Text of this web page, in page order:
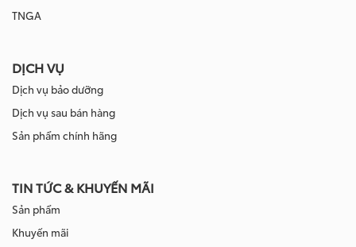
TNGA
DỊCH VỤ
Dịch vụ bảo dưỡng
Dịch vụ sau bán hàng
Sản phẩm chính hãng
TIN TỨC & KHUYẾN MÃI
Sản phẩm
Khuyến mãi